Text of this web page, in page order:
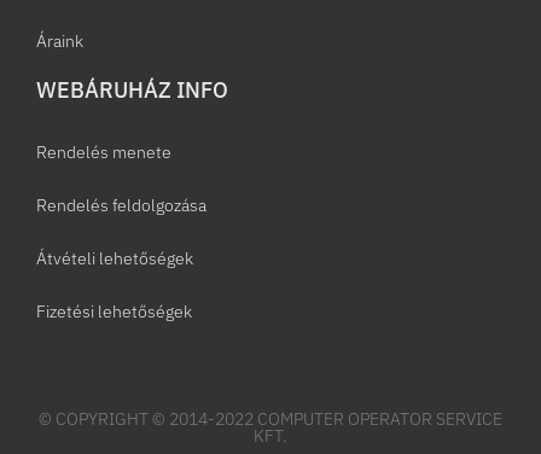
Áraink
WEBÁRUHÁZ INFO
Rendelés menete
Rendelés feldolgozása
Átvételi lehetőségek
Fizetési lehetőségek
© COPYRIGHT © 2014-2022 COMPUTER OPERATOR SERVICE
KFT.